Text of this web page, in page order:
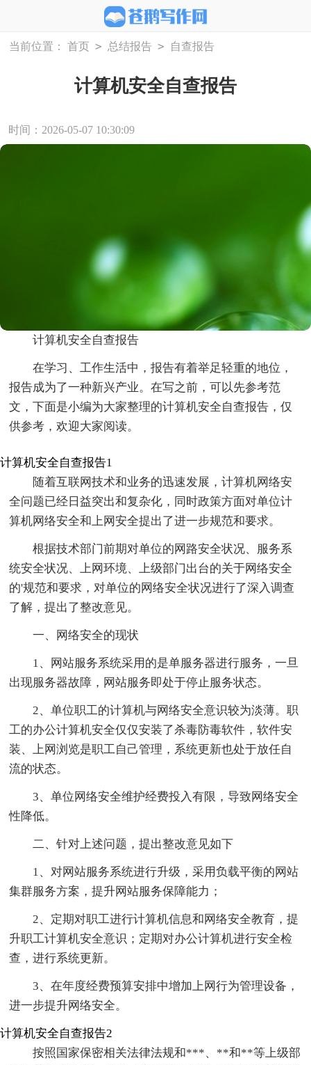
当前位置： 首页 > 总结报告 > 自查报告
计算机安全自查报告
时间：2026-05-07 10:30:09
计算机安全自查报告
在学习、工作生活中，报告有着举足轻重的地位，
报告成为了一种新兴产业。在写之前，可以先参考范
文，下面是小编为大家整理的计算机安全自查报告，仅
供参考，欢迎大家阅读。
计算机安全自查报告1
随着互联网技术和业务的迅速发展，计算机网络安
全问题已经日益突出和复杂化，同时政策方面对单位计
算机网络安全和上网安全提出了进一步规范和要求。
根据技术部门前期对单位的网路安全状况、服务系
统安全状况、上网环境、上级部门出台的关于网络安全
的'规范和要求，对单位的网络安全状况进行了深入调查
了解，提出了整改意见。
一、网络安全的现状
1、网站服务系统采用的是单服务器进行服务，一旦
出现服务器故障，网站服务即处于停止服务状态。
2、单位职工的计算机与网络安全意识较为淡薄。职
工的办公计算机安全仅仅安装了杀毒防毒软件，软件安
装、上网浏览是职工自己管理，系统更新也处于放任自
流的状态。
3、单位网络安全维护经费投入有限，导致网络安全
性降低。
二、针对上述问题，提出整改意见如下
1、对网站服务系统进行升级，采用负载平衡的网站
集群服务方案，提升网站服务保障能力；
2、定期对职工进行计算机信息和网络安全教育，提
升职工计算机安全意识；定期对办公计算机进行安全检
查，进行系统更新。
3、在年度经费预算安排中增加上网行为管理设备，
进一步提升网络安全。
计算机安全自查报告2
按照国家保密相关法律法规和***、**和**等上级部